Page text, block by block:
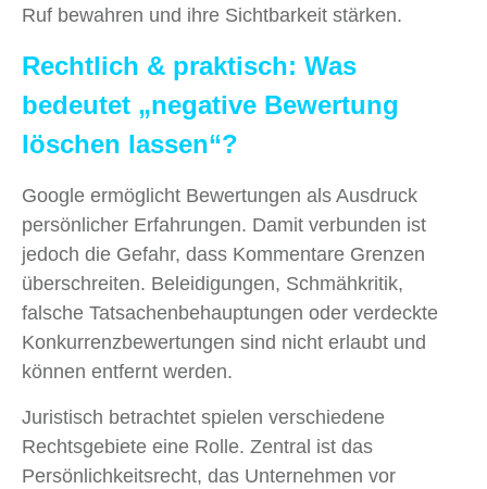
Ruf bewahren und ihre Sichtbarkeit stärken.
Rechtlich & praktisch: Was
bedeutet „negative Bewertung
löschen lassen“?
Google ermöglicht Bewertungen als Ausdruck
persönlicher Erfahrungen. Damit verbunden ist
jedoch die Gefahr, dass Kommentare Grenzen
überschreiten. Beleidigungen, Schmähkritik,
falsche Tatsachenbehauptungen oder verdeckte
Konkurrenzbewertungen sind nicht erlaubt und
können entfernt werden.
Juristisch betrachtet spielen verschiedene
Rechtsgebiete eine Rolle. Zentral ist das
Persönlichkeitsrecht, das Unternehmen vor